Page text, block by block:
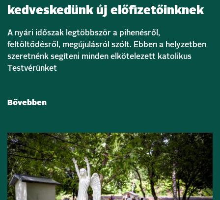
kedveskedünk új előfizetőinknek
A nyári időszak legtöbbször a pihenésről,
feltöltődésről, megújulásról szólt. Ebben a helyzetben
szeretnénk segíteni minden elkötelezett katolikus
Testvérünket
Bővebben